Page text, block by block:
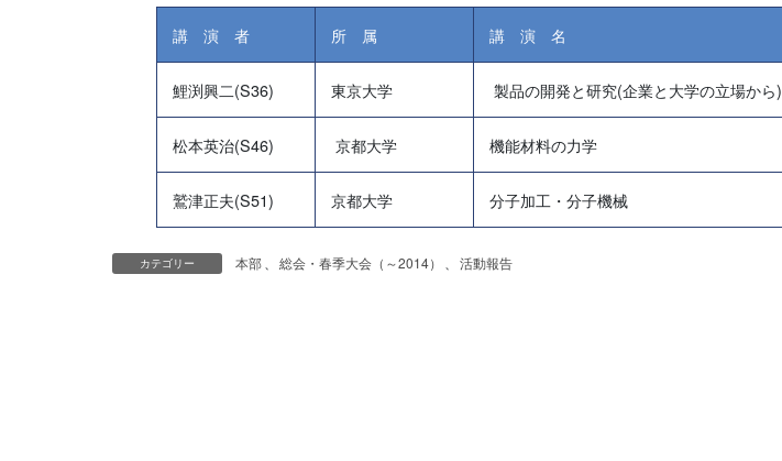
講 演 者 所 属 講 演 名
鯉渕興二(S36) 東京大学 製品の開発と研究(企業と大学の立場から)
松本英治(S46) 京都大学 機能材料の力学
鷲津正夫(S51) 京都大学 分子加工・分子機械
カテゴリー 本部 総会・春季大会（～2014） 活動報告